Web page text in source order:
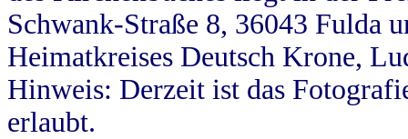
Schwank-Straße 8, 36043 Fulda
Heimatkreises Deutsch Krone,
Hinweis: Derzeit ist das
erlaubt.